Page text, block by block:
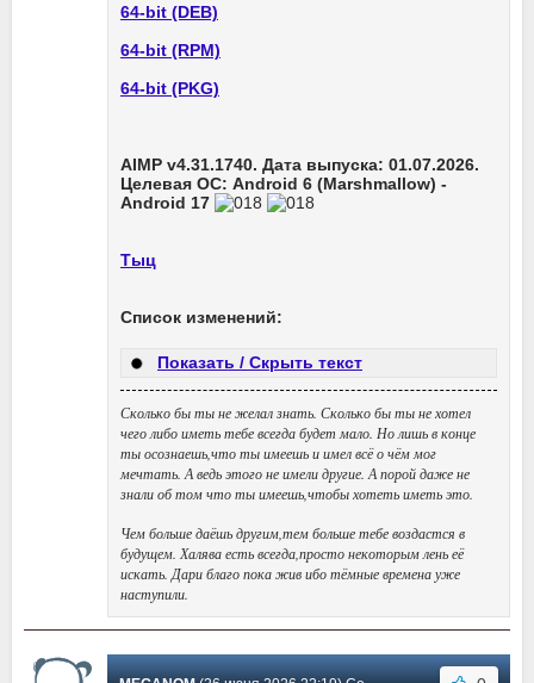
64-bit (DEB)
64-bit (RPM)
64-bit (PKG)
AIMP v4.31.1740. Дата выпуска: 01.07.2026.
Целевая ОС: Android 6 (Marshmallow) -
Android 17
Тыц
Список изменений:
Показать / Скрыть текст
Сколько бы ты не желал знать. Сколько бы ты не хотел
чего либо иметь тебе всегда будет мало. Но лишь в конце
ты осознаешь,что ты имеешь и имел всё о чём мог
мечтать. А ведь этого не имели другие. А порой даже не
знали об том что ты имеешь,чтобы хотеть иметь это.
Чем больше даёшь другим,тем больше тебе воздастся в
будущем. Халява есть всегда,просто некоторым лень её
искать. Дари благо пока жив ибо тёмные времена уже
наступили.